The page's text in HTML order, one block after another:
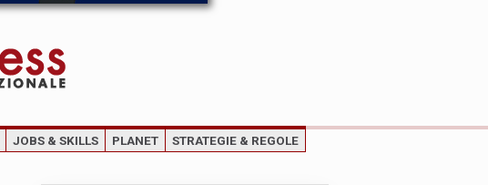
JOBS & SKILLS PLANET STRATEGIE & REGOLE